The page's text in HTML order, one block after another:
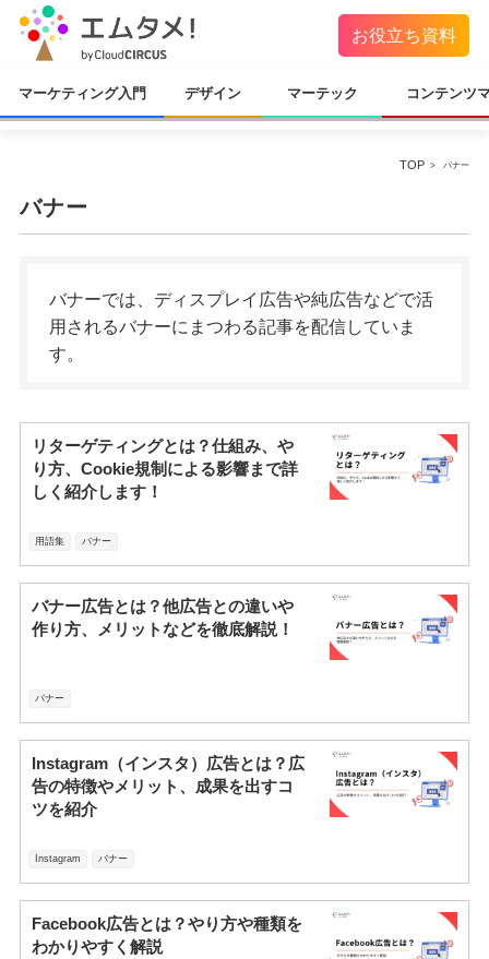
お役立ち資料
マーケティング入門 デザイン マーテック コンテンツ
TOP バナー
バナー
バナーでは、ディスプレイ広告や純広告などで活
用されるバナーにまつわる記事を配信していま
す。
リターゲティングとは？仕組み、や
り方、Cookie規制による影響まで詳
しく紹介します！
用語集 バナー
バナー広告とは？他広告との違いや
作り方、メリットなどを徹底解説！
バナー
Instagram（インスタ）広告とは？広
告の特徴やメリット、成果を出すコ
ツを紹介
Instagram バナー
Facebook広告とは？やり方や種類を
わかりやすく解説